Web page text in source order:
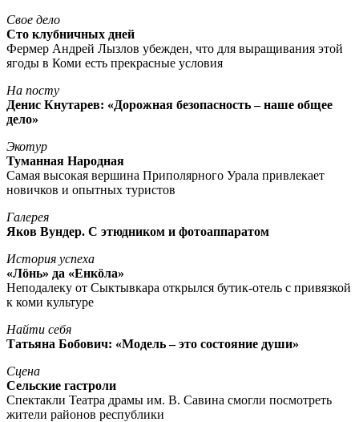
Свое дело
Сто клубничных дней
Фермер Андрей Лызлов убежден, что для выращивания этой
ягоды в Коми есть прекрасные условия
На посту
Денис Кнутарев: «Дорожная безопасность – наше общее
дело»
Экотур
Туманная Народная
Самая высокая вершина Приполярного Урала привлекает
новичков и опытных туристов
Галерея
Яков Вундер. С этюдником и фотоаппаратом
История успеха
«Лöнь» да «Енкöла»
Неподалеку от Сыктывкара открылся бутик-отель с привязкой
к коми культуре
Найти себя
Татьяна Бобович: «Модель – это состояние души»
Сцена
Сельские гастроли
Спектакли Театра драмы им. В. Савина смогли посмотреть
жители районов республики